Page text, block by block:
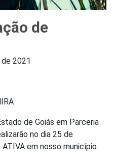
de
2021
de Goiás em Parceria
no dia 25 de
em nosso município.